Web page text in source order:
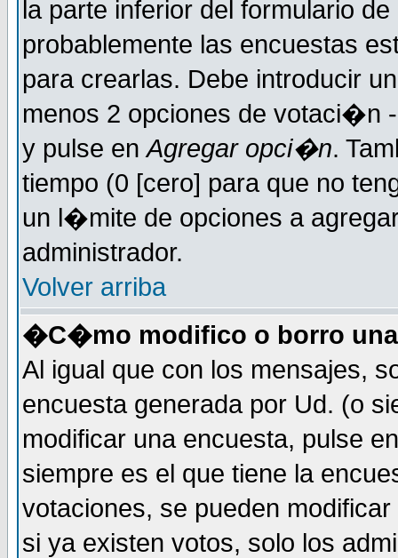
la parte inferior del formulario
probablemente las encuestas
para crearlas. Debe introducir
menos 2 opciones de votaci�n
y pulse enAgregar opci�n.
tiempo (0 [cero] para que no
un l�mite de opciones a
administrador.
Volver arriba
�C�mo modifico o borro
Al igual que con los mensajes,
encuesta generada por Ud. (o
modificar una encuesta, pulse
siempre es el que tiene la
votaciones, se pueden
si ya existen votos, solo los